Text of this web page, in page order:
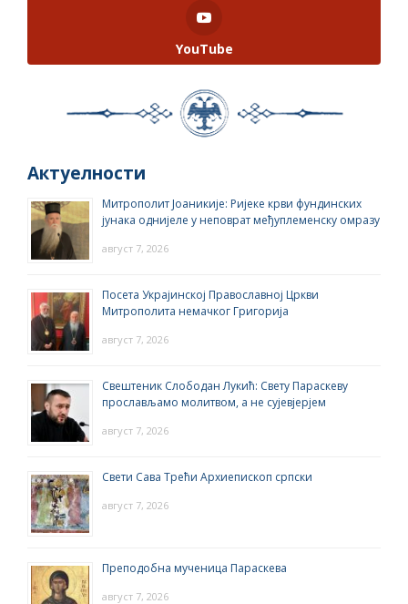
YouTube
Актуелности
Митрополит Јоаникије: Ријеке крви фундинских
јунака однијеле у неповрат међуплеменску омразу
август 7, 2026
Посета Украјинској Православној Цркви
Митрополита немачког Григорија
август 7, 2026
Свештеник Слободан Лукић: Свету Параскеву
прослављамо молитвом, а не сујевјерјем
август 7, 2026
Свети Сава Трећи Архиепископ српски
август 7, 2026
Преподобна мученица Параскева
август 7, 2026